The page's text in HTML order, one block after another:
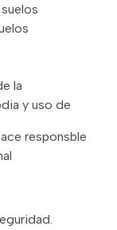
la
y uso de
responsble